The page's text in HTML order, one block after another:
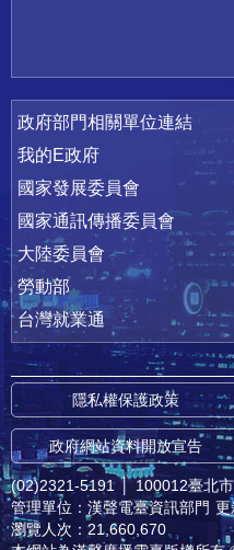
政府部門相關單位連結
我的E政府
國家發展委員會
國家通訊傳播委員會
大陸委員會
勞動部
台灣就業通
隱私權保護政策
政府網站資料開放宣告
(02)2321-5191 │ 100012臺北
管理單位：漢聲電臺資訊部門 更
瀏覽人次：21,660,670